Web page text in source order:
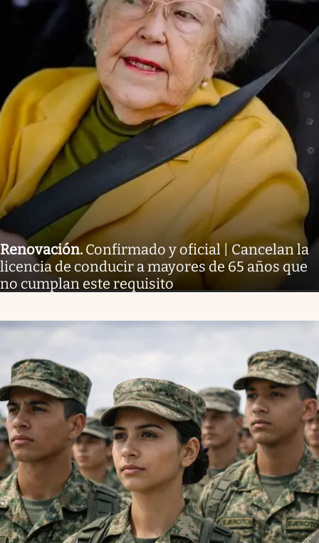
Renovación. Confirmado y oficial | Cancelan la
licencia de conducir a mayores de 65 años que
no cumplan este requisito